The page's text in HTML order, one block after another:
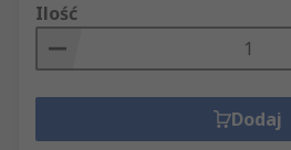
Ilość
Dodaj